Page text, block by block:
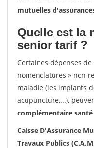
mutuelles d'assurances
Quelle est la
senior tarif ?
Certaines dépenses
nomenclatures » non
maladie (les implants
acupuncture,...),
complémentaire
Caisse D'Assurance
Travaux Publics